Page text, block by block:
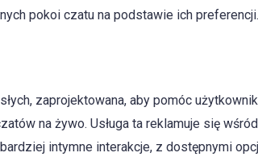
pokoi czatu na podstawie ich preferencji.
zaprojektowana, aby pomóc
na żywo. Usługa ta reklamuje się wśród
intymne interakcje, z dostępnymi